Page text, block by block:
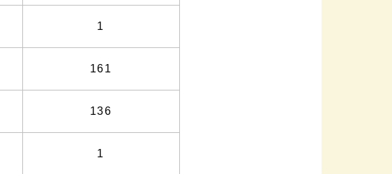
1
161
136
1